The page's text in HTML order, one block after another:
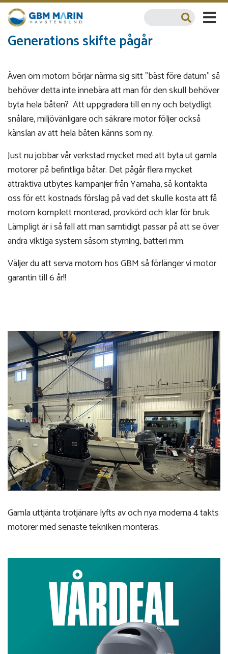
Generations skifte pågår
Även om motorn börjar närma sig sitt "bäst före datum" så
behöver detta inte innebära att man för den skull behöver
byta hela båten? Att uppgradera till en ny och betydligt
snålare, miljövänligare och säkrare motor följer också
känslan av att hela båten känns som ny.
Just nu jobbar vår verkstad mycket med att byta ut gamla
motorer på befintliga båtar. Det pågår flera mycket
attraktiva utbytes kampanjer från Yamaha, så kontakta
oss för ett kostnads förslag på vad det skulle kosta att få
motorn komplett monterad, provkörd och klar för bruk.
Lämpligt är i så fall att man samtidigt passar på att se över
andra viktiga system såsom styrning, batteri mm.
Väljer du att serva motorn hos GBM så förlänger vi motor
garantin till 6 år!!
Gamla uttjänta trotjänare lyfts av och nya moderna 4 takts
motorer med senaste tekniken monteras.